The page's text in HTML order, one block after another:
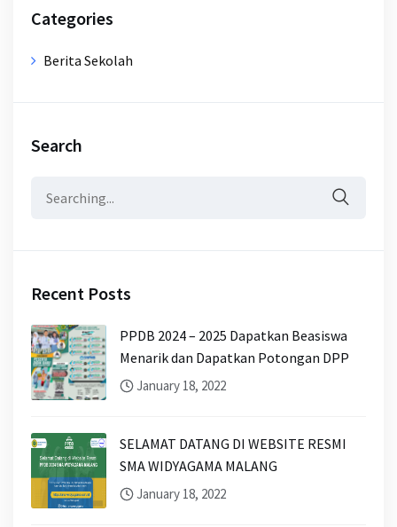
Categories
Berita Sekolah
Search
Recent Posts
PPDB 2024 – 2025 Dapatkan Beasiswa
Menarik dan Dapatkan Potongan DPP
January 18, 2022
SELAMAT DATANG DI WEBSITE RESMI
SMA WIDYAGAMA MALANG
January 18, 2022